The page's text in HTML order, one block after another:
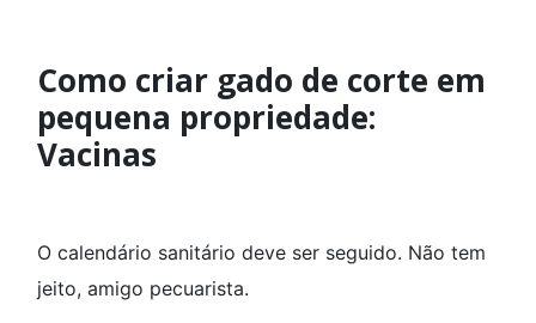
Como criar gado de corte em
pequena propriedade:
Vacinas
O calendário sanitário deve ser seguido. Não tem
jeito, amigo pecuarista.